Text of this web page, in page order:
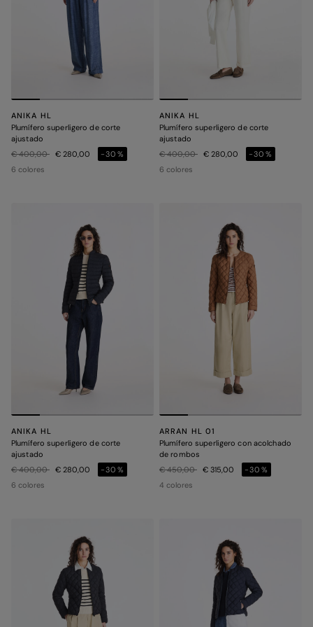
ANIKA HL
Plumífero superligero de corte
ajustado
Precio rebajado de
€ 400,00a € 280,00
-30%
6 colores
ANIKA HL
Plumífero superligero de corte
ajustado
Precio rebajado de
€ 400,00a € 280,00
-30%
6 colores
ANIKA HL
Plumífero superligero de corte
ajustado
Precio rebajado de
€ 400,00a € 280,00
-30%
6 colores
ARRAN HL 01
Plumífero superligero con acolchado
de rombos
Precio rebajado de
€ 450,00a € 315,00
-30%
4 colores